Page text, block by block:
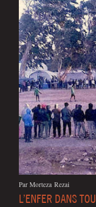
Par Mor­te­za Rezai
L’ENFER DANS